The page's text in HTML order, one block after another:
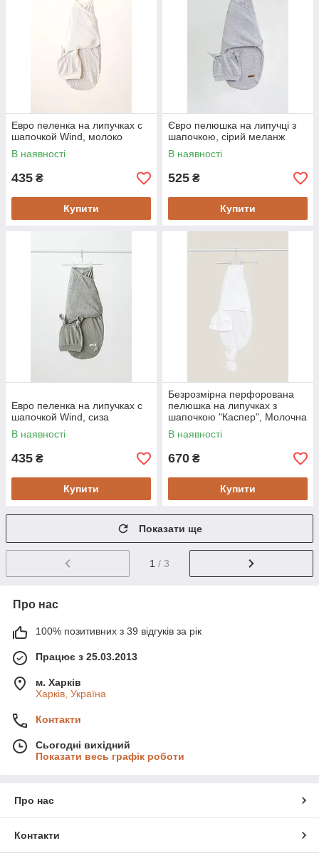
Евро пеленка на липучках с
шапочкой Wind, молоко
В наявності
435 ₴
Купити
Євро пелюшка на липучці з
шапочкою, сірий меланж
В наявності
525 ₴
Купити
Евро пеленка на липучках с
шапочкой Wind, сиза
В наявності
435 ₴
Купити
Безрозмірна перфорована
пелюшка на липучках з
шапочкою "Каспер", Молочна
В наявності
670 ₴
Купити
Показати ще
1 / 3
Про нас
100% позитивних з 39 відгуків за рік
Працює з 25.03.2013
м. Харків
Харків, Україна
Контакти
Сьогодні вихідний
Показати весь графік роботи
Про нас
Контакти